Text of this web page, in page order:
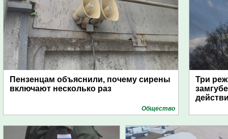
Пензенцам объяснили, почему сирены
включают несколько раз
Общество
Три